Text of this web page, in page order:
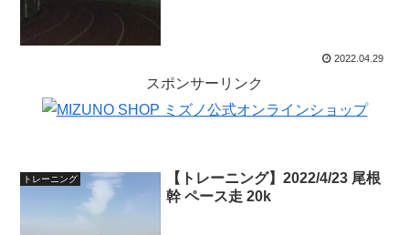
2022.04.29
スポンサーリンク
トレーニング
【トレーニング】2022/4/23 尾根
幹 ペース走 20k